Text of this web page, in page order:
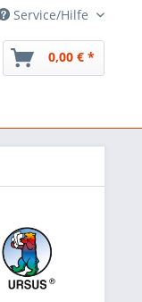
Service/Hilfe
0,00 € *